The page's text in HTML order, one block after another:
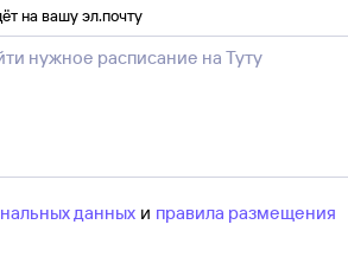
на вашу эл.почту
данных и правила размещения